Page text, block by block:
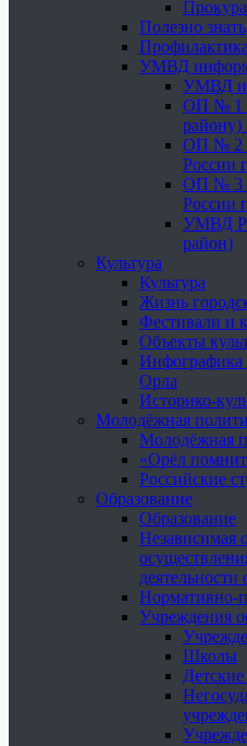
Полезно знать
УМВД
УМВД
ОП № 1
ОП № 2
России
ОП № 3
России
УМВД
район)
Культура
Культура
Жизнь
Фестивали и
Объекты
Инфографика
Орла
Историко-
Молодёжная
Молодёжная
«Орёл помнит
Российские
Образование
Образование
Независимая
деятельности
Нормативно-
Учреждения
Школы